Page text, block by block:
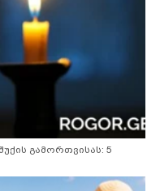
გამორთვისას: 5